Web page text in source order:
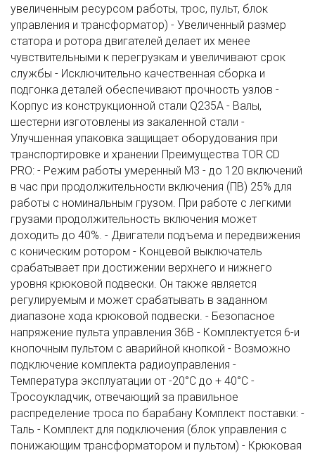
увеличенным ресурсом работы, трос, пульт, блок
управления и трансформатор) - Увеличенный размер
статора и ротора двигателей делает их менее
чувствительными к перегрузкам и увеличивают срок
службы - Исключительно качественная сборка и
подгонка деталей обеспечивают прочность узлов -
Корпус из конструкционной стали Q235A - Валы,
шестерни изготовлены из закаленной стали -
Улучшенная упаковка защищает оборудования при
транспортировке и хранении Преимущества TOR CD
PRO: - Режим работы умеренный М3 - до 120 включений
в час при продолжительности включения (ПВ) 25% для
работы с номинальным грузом. При работе с легкими
грузами продолжительность включения может
доходить до 40%. - Двигатели подъема и передвижения
с коническим ротором - Концевой выключатель
срабатывает при достижении верхнего и нижнего
уровня крюковой подвески. Он также является
регулируемым и может срабатывать в заданном
диапазоне хода крюковой подвески. - Безопасное
напряжение пульта управления 36В - Комплектуется 6-и
кнопочным пультом с аварийной кнопкой - Возможно
подключение комплекта радиоуправления -
Температура эксплуатации от -20°C до + 40°C -
Тросоукладчик, отвечающий за правильное
распределение троса по барабану Комплект поставки: -
Таль - Комплект для подключения (блок управления с
понижающим трансформатором и пультом) - Крюковая